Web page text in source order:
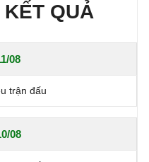
QUẢ
08
trận đấu
08